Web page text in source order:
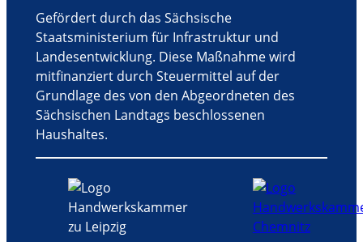
i
g
a
t
i
o
n
Gefördert durch das Sächsische
Staatsministerium für Infrastruktur und
Landesentwicklung. Diese Maßnahme wird
mitfinanziert durch Steuermittel auf der
Grundlage des von den Abgeordneten des
Sächsischen Landtags beschlossenen
Haushaltes.